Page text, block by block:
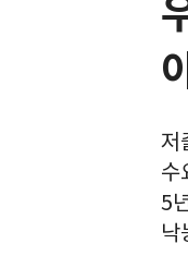
저
수
5
낙